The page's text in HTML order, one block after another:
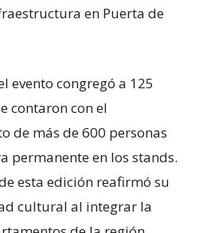
en Puerta de
evento congregó a 125
contaron con el
de más de 600 personas
permanente en los stands.
esta edición reafirmó su
cultural al integrar la